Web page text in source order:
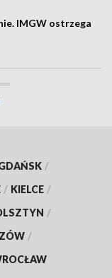
IMGW ostrzega
/
/ KIELCE /
/
/